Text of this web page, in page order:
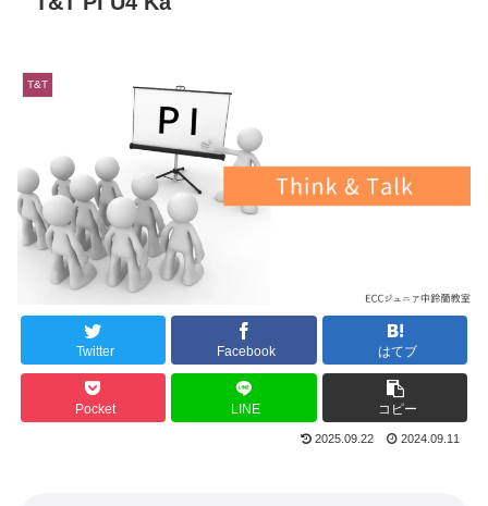
T&T
Twitter Facebook はてブ
Pocket LINE コピー
2025.09.22 2024.09.11